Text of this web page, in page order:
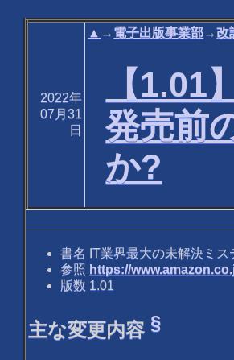
2022年
07月31
日
▲ → 電子出版事業部→改
【1.01
発売前
か?
書名 IT業界最大の未解決ミ
参照 https://
版数 1.01
主な変更内容§